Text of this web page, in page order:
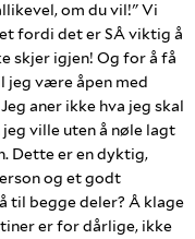
om du vil!" Vi
fordi det er SÅ viktig å
skjer igjen! Og for å få
jeg være åpen med
aner ikke hva jeg skal
ville uten å nøle lagt
Dette er en dyktig,
og et godt
til begge deler? Å klage
er for dårlige, ikke